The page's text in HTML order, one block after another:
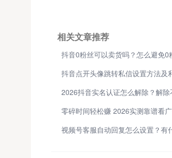
相关文章推荐
抖音0粉丝可以卖货吗？怎么避免0
抖音点开头像跳转私信设置方法及
2026抖音实名认证怎么解除？解除
零碎时间轻松赚 2026实测靠谱看
视频号客服自动回复怎么设置？有